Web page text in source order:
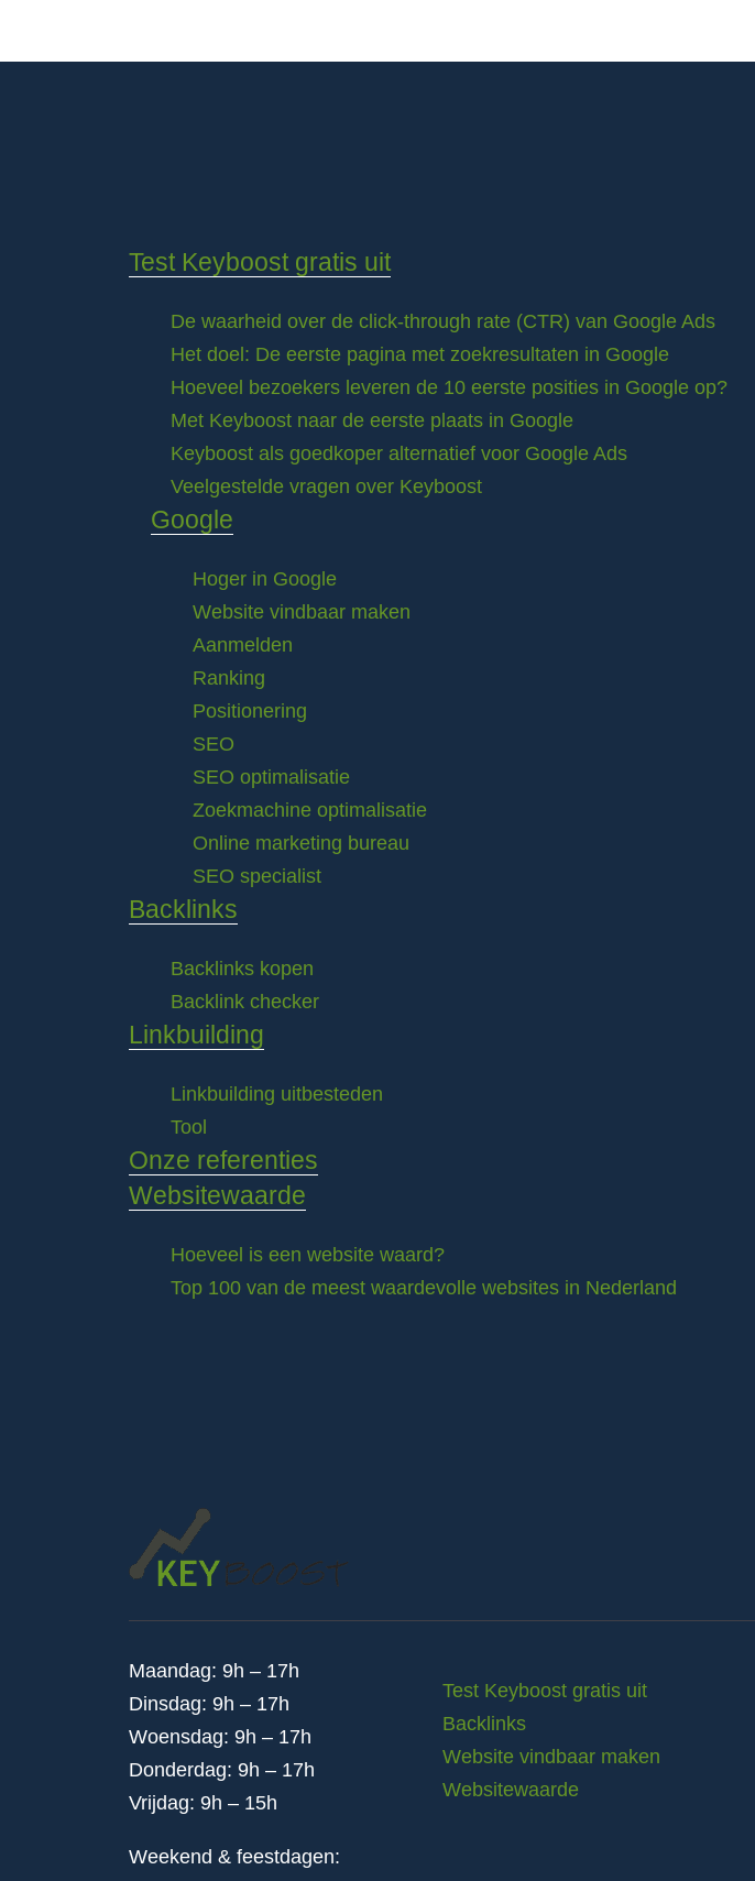
Test Keyboost gratis uit
De waarheid over de click-through rate (CTR) van Google Ads
Het doel: De eerste pagina met zoekresultaten in Google
Hoeveel bezoekers leveren de 10 eerste posities in Google op?
Met Keyboost naar de eerste plaats in Google
Keyboost als goedkoper alternatief voor Google Ads
Veelgestelde vragen over Keyboost
Google
Hoger in Google
Website vindbaar maken
Aanmelden
Ranking
Positionering
SEO
SEO optimalisatie
Zoekmachine optimalisatie
Online marketing bureau
SEO specialist
Backlinks
Backlinks kopen
Backlink checker
Linkbuilding
Linkbuilding uitbesteden
Tool
Onze referenties
Websitewaarde
Hoeveel is een website waard?
Top 100 van de meest waardevolle websites in Nederland
Maandag: 9h – 17h
Dinsdag: 9h – 17h
Woensdag: 9h – 17h
Donderdag: 9h – 17h
Vrijdag: 9h – 15h
Weekend & feestdagen:
Test Keyboost gratis uit
Backlinks
Website vindbaar maken
Websitewaarde